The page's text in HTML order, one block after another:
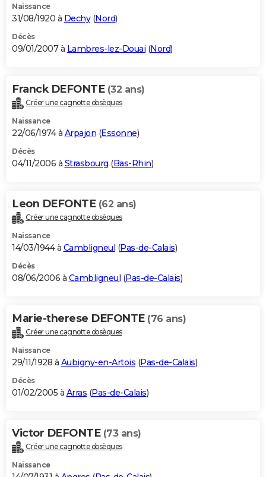
Naissance
31/08/1920 à Dechy(Nord)
Décès
09/01/2007 à Lambres-lez-Douai (Nord)
Franck DEFONTE (32 ans)
Créer une cagnotte obsèques
Naissance
22/06/1974 à Arpajon (Essonne)
Décès
04/11/2006 à Strasbourg (Bas-Rhin)
Leon DEFONTE (62 ans)
Créer une cagnotte obsèques
Naissance
14/03/1944 à Cambligneul (Pas-de-Calais)
Décès
08/06/2006 à Cambligneul (Pas-de-Calais)
Marie-therese DEFONTE (76 ans)
Créer une cagnotte obsèques
Naissance
29/11/1928 à Aubigny-en-Artois (Pas-de-Calais)
Décès
01/02/2005 à Arras (Pas-de-Calais)
Victor DEFONTE (73 ans)
Créer une cagnotte obsèques
Naissance